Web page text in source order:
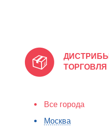
ТОРГОВЛЯ
Все города
Москва